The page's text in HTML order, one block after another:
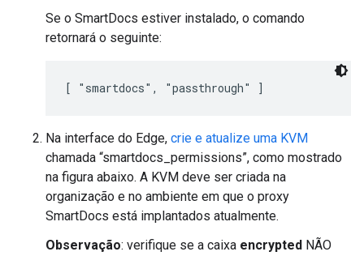
Se o SmartDocs estiver instalado, o comando
retornará o seguinte:
[ "smartdocs", "passthrough" ]
Na interface do Edge, crie e atualize uma KVM
chamada “smartdocs_permissions”, como mostrado
na figura abaixo. A KVM deve ser criada na
organização e no ambiente em que o proxy
SmartDocs está implantados atualmente.
Observação: verifique se a caixa encrypted NÃO